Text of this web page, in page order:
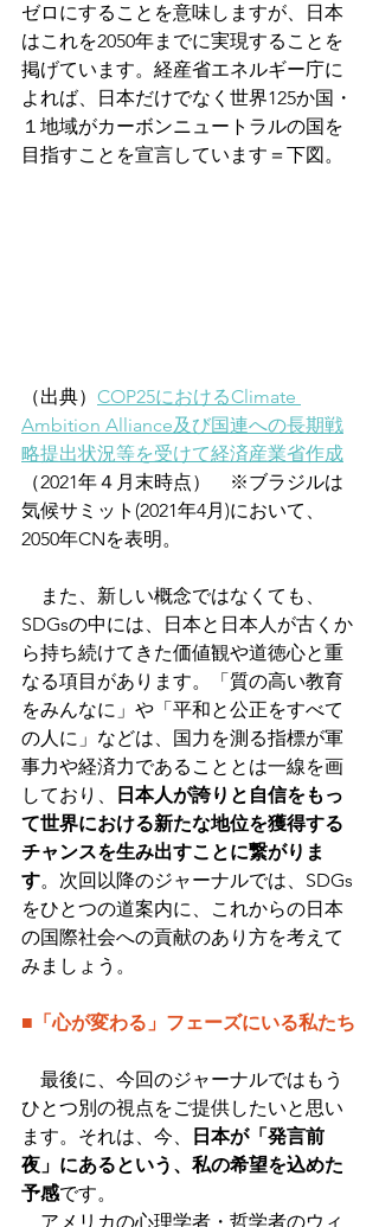
ゼロにすることを意味しますが、日本
はこれを2050年までに実現することを
掲げています。経産省エネルギー庁に
よれば、日本だけでなく世界125か国・
１地域がカーボンニュートラルの国を
目指すことを宣言しています＝下図。
（出典） COP25におけるClimate
Ambition Alliance及び国連への長期戦
略提出状況等を受けて経済産業省作成
（2021年４月末時点）　※ブラジルは
気候サミット(2021年4月)において、
2050年CNを表明。
また、新しい概念ではなくても、
SDGsの中には、日本と日本人が古くか
ら持ち続けてきた価値観や道徳心と重
なる項目があります。「質の高い教育
をみんなに」や「平和と公正をすべて
の人に」などは、国力を測る指標が軍
事力や経済力であることとは一線を画
しており、
日本人が誇りと自信をもっ
て世界における新たな地位を獲得する
チャンスを生み出すことに繋がりま
す。次回以降のジャーナルでは、SDGs
をひとつの道案内に、これからの日本
の国際社会への貢献のあり方を考えて
みましょう。
■「心が変わる」フェーズにいる私たち
最後に、今回のジャーナルではもう
ひとつ別の視点をご提供したいと思い
ます。それは、今、
日本が「発言前
夜」にあるという、私の希望を込めた
予感です。
アメリカの心理学者・哲学者のウィ